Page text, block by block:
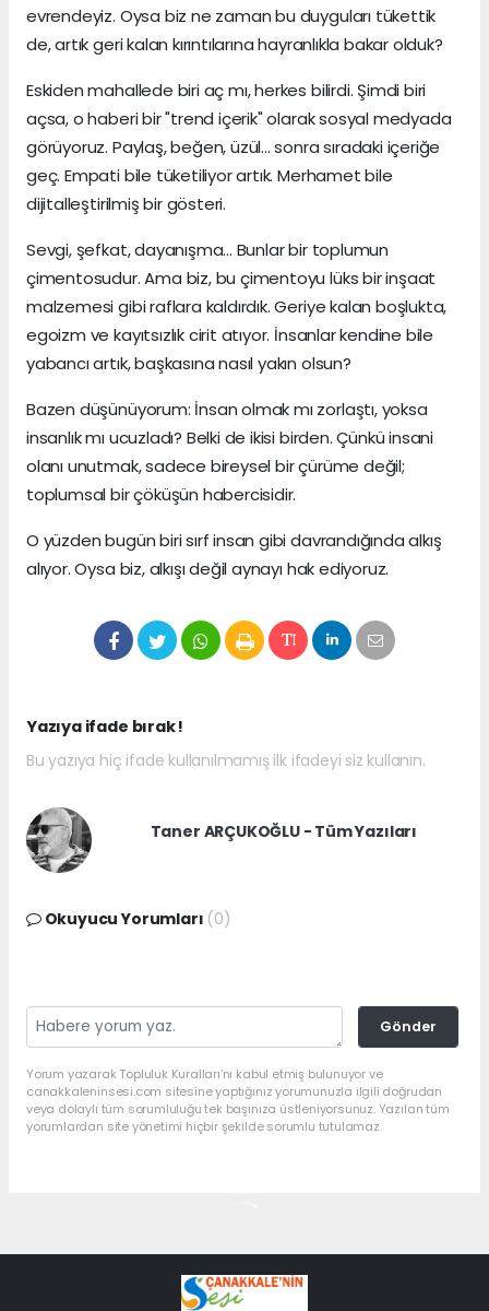
evrendeyiz. Oysa biz ne zaman bu duyguları tükettik
de, artık geri kalan kırıntılarına hayranlıkla bakar olduk?
Eskiden mahallede biri aç mı, herkes bilirdi. Şimdi biri
açsa, o haberi bir "trend içerik" olarak sosyal medyada
görüyoruz. Paylaş, beğen, üzül... sonra sıradaki içeriğe
geç. Empati bile tüketiliyor artık. Merhamet bile
dijitalleştirilmiş bir gösteri.
Sevgi, şefkat, dayanışma... Bunlar bir toplumun
çimentosudur. Ama biz, bu çimentoyu lüks bir inşaat
malzemesi gibi raflara kaldırdık. Geriye kalan boşlukta,
egoizm ve kayıtsızlık cirit atıyor. İnsanlar kendine bile
yabancı artık, başkasına nasıl yakın olsun?
Bazen düşünüyorum: İnsan olmak mı zorlaştı, yoksa
insanlık mı ucuzladı? Belki de ikisi birden. Çünkü insani
olanı unutmak, sadece bireysel bir çürüme değil;
toplumsal bir çöküşün habercisidir.
O yüzden bugün biri sırf insan gibi davrandığında alkış
alıyor. Oysa biz, alkışı değil aynayı hak ediyoruz.
Yazıya ifade bırak !
Bu yazıya hiç ifade kullanılmamış ilk ifadeyi siz kullanın.
Taner ARÇUKOĞLU - Tüm Yazıları
Okuyucu Yorumları (0)
Gönder
Yorum yazarak Topluluk Kuralları’nı kabul etmiş bulunuyor ve
canakkaleninsesi.com sitesine yaptığınız yorumunuzla ilgili doğrudan
veya dolaylı tüm sorumluluğu tek başınıza üstleniyorsunuz. Yazılan tüm
yorumlardan site yönetimi hiçbir şekilde sorumlu tutulamaz.